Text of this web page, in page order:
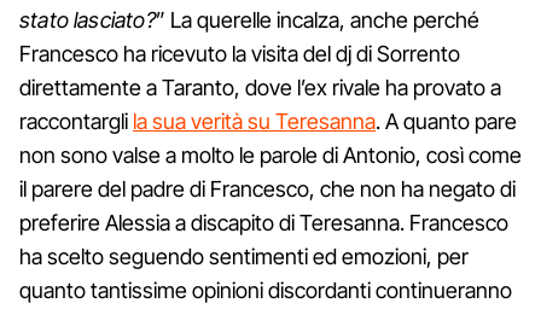
stato lasciato?” La querelle incalza, anche perché
Francesco ha ricevuto la visita del dj di Sorrento
direttamente a Taranto, dove l’ex rivale ha provato a
raccontargli la sua verità su Teresanna. A quanto pare
non sono valse a molto le parole di Antonio, così come
il parere del padre di Francesco, che non ha negato di
preferire Alessia a discapito di Teresanna. Francesco
ha scelto seguendo sentimenti ed emozioni, per
quanto tantissime opinioni discordanti continueranno